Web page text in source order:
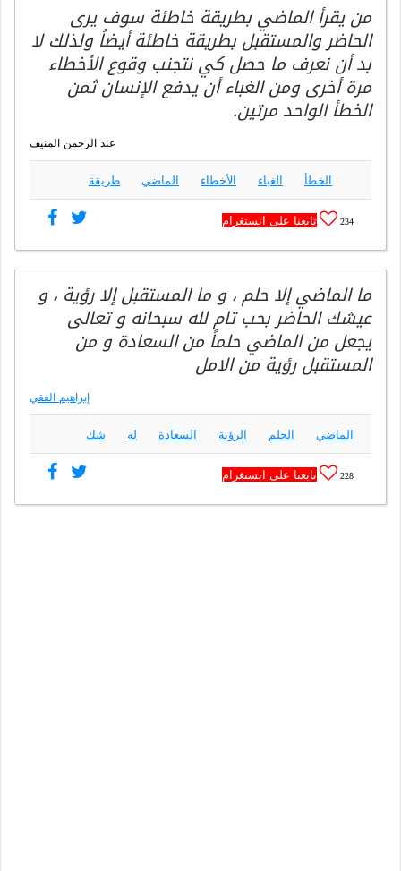
من يقرأ الماضي بطريقة خاطئة سوف يرى
الحاضر والمستقبل بطريقة خاطئة أيضاً ولذلك لا
بد أن نعرف ما حصل كي نتجنب وقوع الأخطاء
مرة أخرى ومن الغباء أن يدفع الإنسان ثمن
الخطأ الواحد مرتين.
عبد الرحمن المنيف
الخطأ الغباء الأخطاء الماضي طريقة
234 تابعنا على انستغرام
ما الماضي إلا حلم ، و ما المستقبل إلا رؤية ، و
عيشك الحاضر بحب تام لله سبحانه و تعالى
يجعل من الماضي حلماً من السعادة و من
المستقبل رؤية من الامل
إبراهيم الفقي
الماضي الحلم الرؤية السعادة له شك
228 تابعنا على انستغرام